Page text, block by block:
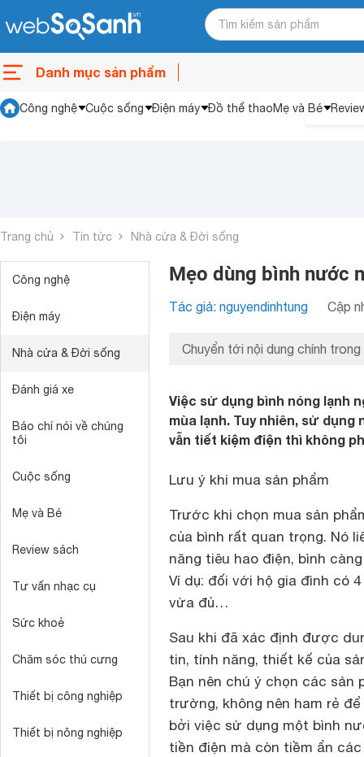
Danh mục sản phẩm
Công nghệ Cuộc sống Điện máy Đồ thể thaoMẹ và Bé
Trang chủ Tin tức Nhà cửa & Đời sống
Công nghệ
Điện máy
Nhà cửa & Đời sống
Đánh giá xe
Báo chí nói về chúng
tôi
Cuộc sống
Mẹ và Bé
Review sách
Tư vấn nhạc cụ
Sức khoẻ
Chăm sóc thú cưng
Thiết bị công nghiệp
Thiết bị nông nghiệp
Mẹo dùng bình nước
Tác giả: nguyendinhtung Cập
Chuyển tới nội dung chính trong
Việc sử dụng bình nóng lạnh
mùa lạnh. Tuy nhiên, sử
vẫn tiết kiệm điện thì không
Lưu ý khi mua sản phẩm
Trước khi chọn mua sản
của bình rất quan trọng. Nó
năng tiêu hao điện, bình
Ví dụ: đối với hộ gia đình có
vừa đủ…
Sau khi đã xác định được
tin, tính năng, thiết kế của
Bạn nên chú ý chọn các
trường, không nên ham rẻ
bởi việc sử dụng một bình
tiền điện mà còn tiềm ẩn